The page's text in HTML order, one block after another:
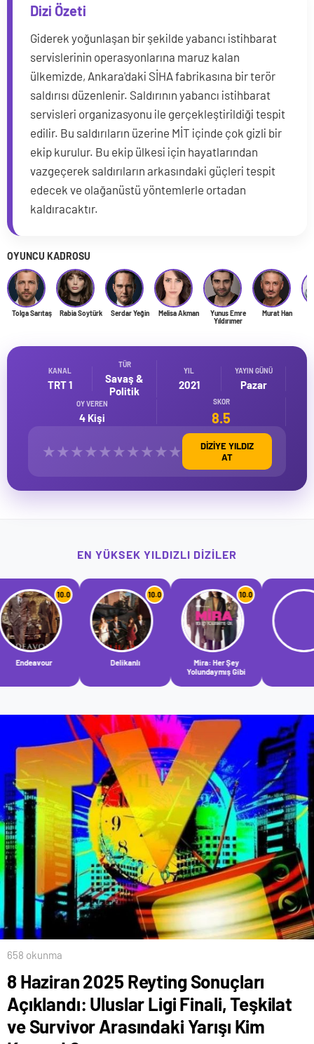
Dizi Özeti
Giderek yoğunlaşan bir şekilde yabancı istihbarat
servislerinin operasyonlarına maruz kalan
ülkemizde, Ankara'daki SİHA fabrikasına bir terör
saldırısı düzenlenir. Saldırının yabancı istihbarat
servisleri organizasyonu ile gerçekleştirildiği tespit
edilir. Bu saldırıların üzerine MİT içinde çok gizli bir
ekip kurulur. Bu ekip ülkesi için hayatlarından
vazgeçerek saldırıların arkasındaki güçleri tespit
edecek ve olağanüstü yöntemlerle ortadan
kaldıracaktır.
OYUNCU KADROSU
Tolga Sarıtaş Rabia Soytürk Serdar Yeğin Melisa Akman
Yunus Emre
Yıldırımer
Murat Han
KANAL
TRT 1
TÜR
Savaş &
Politik
YIL
2021
YAYIN GÜNÜ
Pazar
OY VEREN
4 Kişi
SKOR
8.5
★★★★★★★★★★
DİZİYE YILDIZ
AT
EN YÜKSEK YILDIZLI DIZILER
10.0 10.0 10.0
Yolundaymış Gibi
10.0
658 okunma
8 Haziran 2025 Reyting Sonuçları
Açıklandı: Uluslar Ligi Finali, Teşkilat
ve Survivor Arasındaki Yarışı Kim